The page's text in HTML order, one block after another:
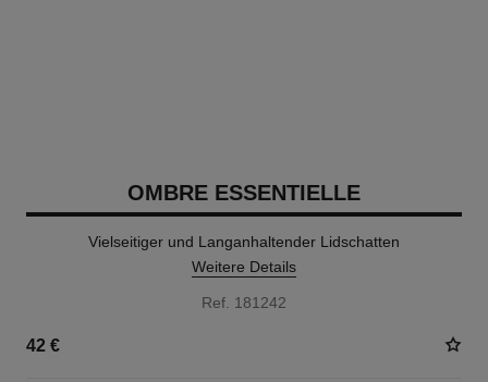
OMBRE ESSENTIELLE
Vielseitiger und Langanhaltender Lidschatten
Weitere Details
Ref. 181242
42 €